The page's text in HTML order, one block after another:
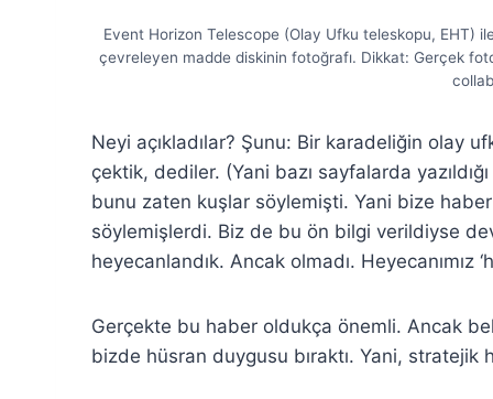
Event Horizon Telescope (Olay Ufku teleskopu, EHT)
çevreleyen madde diskinin fotoğrafı. Dikkat: Gerçek
Neyi açıkladılar? Şunu: Bir karadeliğin olay
çektik, dediler. (Yani bazı sayfalarda
bunu zaten kuşlar söylemişti. Yani bize
söylemişlerdi. Biz de bu ön bilgi verildiyse
heyecanlandık. Ancak olmadı. Heyecanımız
Gerçekte bu haber oldukça önemli. Ancak
bizde hüsran duygusu bıraktı. Yani, stratejik